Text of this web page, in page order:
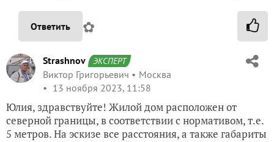
Ответить ✿
Strashnov ЭКСПЕРТ
Виктор Григорьевич
Москва
13 ноября 2023, 11:58
Юлия, здравствуйте! Жилой дом расположен от
северной границы, в соответствии с нормативом, т.е.
5 метров. На эскизе все расстояния, а также габариты